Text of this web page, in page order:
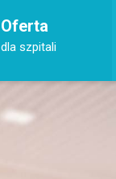
Oferta
dla szpitali